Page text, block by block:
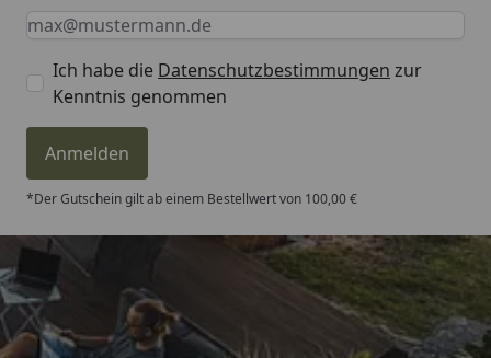
Keine Eingabe erforderlich
Eingabe erforderlich
E-Mail *
Ich habe die Datenschutzbestimmungen zur
Kenntnis genommen
Anmelden
*Der Gutschein gilt ab einem Bestellwert von 100,00 €
Trusted Shops